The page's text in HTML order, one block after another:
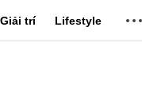
Giải trí Lifestyle